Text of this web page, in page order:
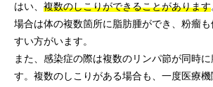
はい、 複数のしこりができることがあります
場合は体の複数箇所に脂肪腫ができ、粉瘤
すい方がいます。
また、感染症の際は複数のリンパ節が同時
す。複数のしこりがある場合も、一度医療機